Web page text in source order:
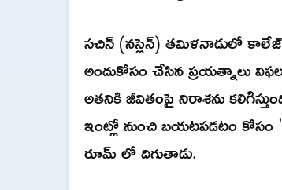
సచిన్ (నస్లెన్) తమిళనాడులో కాలేజ్
అందుకోసం చేసిన ప్రయత్నాలు
అతనికి జీవితంపై నిరాశను
ఇంట్లో నుంచి బయటపడటం కోసం
రూమ్ లో దిగుతాడు.